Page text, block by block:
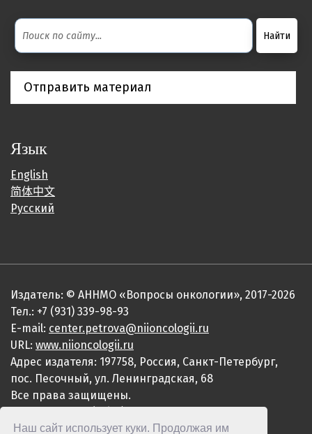
Наш сайт использует куки. Продолжая им
Отправить материал
Язык
English
简体中文
Русский
Издатель: © АННМО «Вопросы онкологии», 2017-2026
Тел.: +7 (931) 339-98-93
E-mail: center.petrova@niioncologii.ru
URL: www.niioncologii.ru
Адрес издателя: 197758, Россия, Санкт-Петербург,
пос. Песочный, ул. Ленинградская, 68
Все права защищены.
ISSN 2949-4915 (Online)